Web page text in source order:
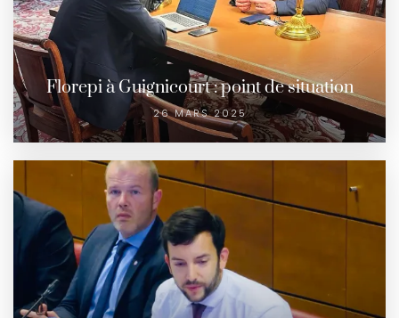
Florepi à Guignicourt : point de situation
26 MARS 2025